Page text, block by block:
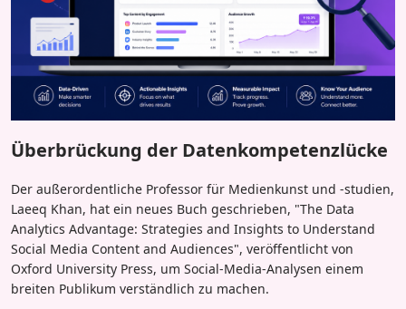
Überbrückung der Datenkompetenzlücke
Der außerordentliche Professor für Medienkunst und -studien,
Laeeq Khan, hat ein neues Buch geschrieben, "The Data
Analytics Advantage: Strategies and Insights to Understand
Social Media Content and Audiences", veröffentlicht von
Oxford University Press, um Social-Media-Analysen einem
breiten Publikum verständlich zu machen.